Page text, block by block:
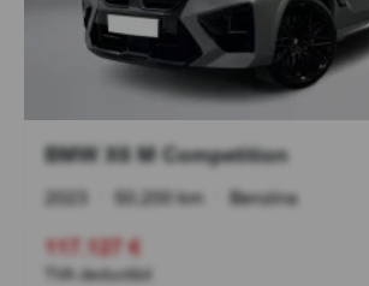
BMW X6 M Competition
2023 50.200 km Benzina
117.127 €
TVA deductibil